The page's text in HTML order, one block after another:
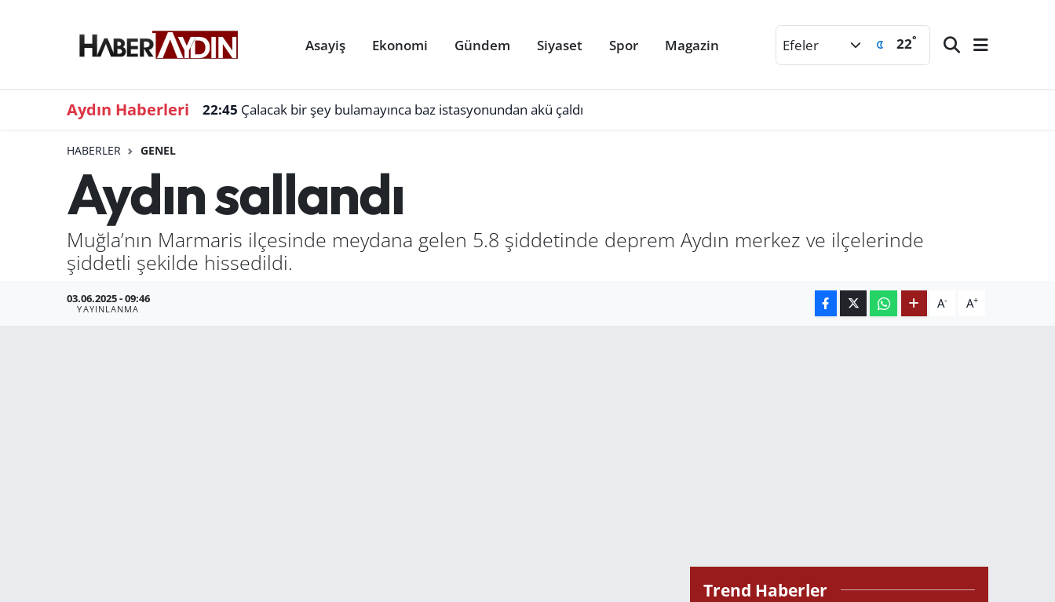
Asayiş Ekonomi Gündem Siyaset Spor Magazin Efeler 22°
Aydın Haberleri 22:45 Çalacak bir şey bulamayınca baz istasyonundan akü çaldı
HABERLER GENEL
Aydın sallandı
Muğla’nın Marmaris ilçesinde meydana gelen 5.8 şiddetinde deprem Aydın merkez ve ilçelerinde
şiddetli şekilde hissedildi.
03.06.2025 - 09:46
YAYINLANMA A- A+
Trend Haberler